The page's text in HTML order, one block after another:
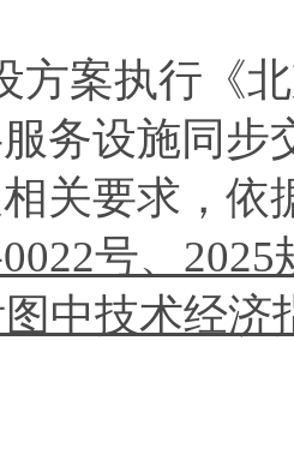
方案执行《
务设施同步
关要求，依
0022号、
中技术经